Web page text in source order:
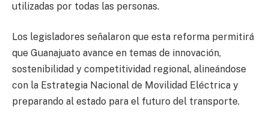
utilizadas por todas las personas.
Los legisladores señalaron que esta reforma permitirá
que Guanajuato avance en temas de innovación,
sostenibilidad y competitividad regional, alineándose
con la Estrategia Nacional de Movilidad Eléctrica y
preparando al estado para el futuro del transporte.